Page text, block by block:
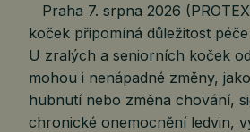
Praha 7. srpna 2026
koček připomíná důležitost
U zralých a seniorních koček
mohou i nenápadné změny,
hubnutí nebo změna chování,
chronické onemocnění ledvin,